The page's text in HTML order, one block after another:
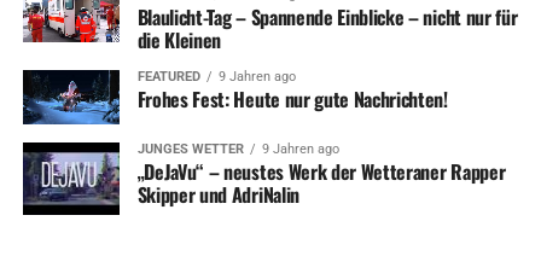
der Burgruine Volmarstein. (Foto: Stadt Wetter)
Bilder im Text: Tom Friedel und Finn Wils, Upcycling
von Altreifen in der Werkstatt des Stadtbetriebes,
Aufstellen von Insektenhotels im Park der Ruhe (Fotos:
Stadtbetrieb)
Blaulicht-Tag – Spannende Einblicke – nicht nur für
die Kleinen
FEATURED 9 Jahren ago
Frohes Fest: Heute nur gute Nachrichten!
JUNGES WETTER 9 Jahren ago
„DeJaVu“ – neustes Werk der Wetteraner Rapper
Skipper und AdriNalin